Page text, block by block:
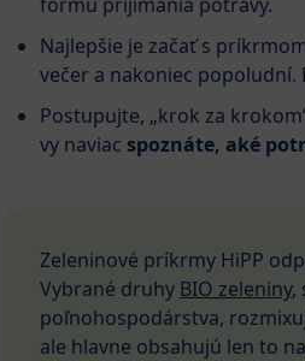
Najlepšie je začať s
večer a nakoniec popoludní.
Postupujte, „krok za
vy naviac spoznáte, aké
Zeleninové príkrmy HiPP
Vybrané druhy BIO zeleniny,
poľnohospodárstva,
ale hlavne obsahujú len to